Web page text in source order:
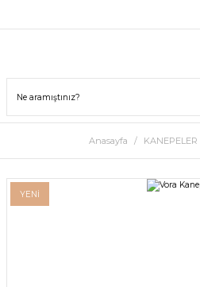
Anasayfa KANEPELER
YENİ